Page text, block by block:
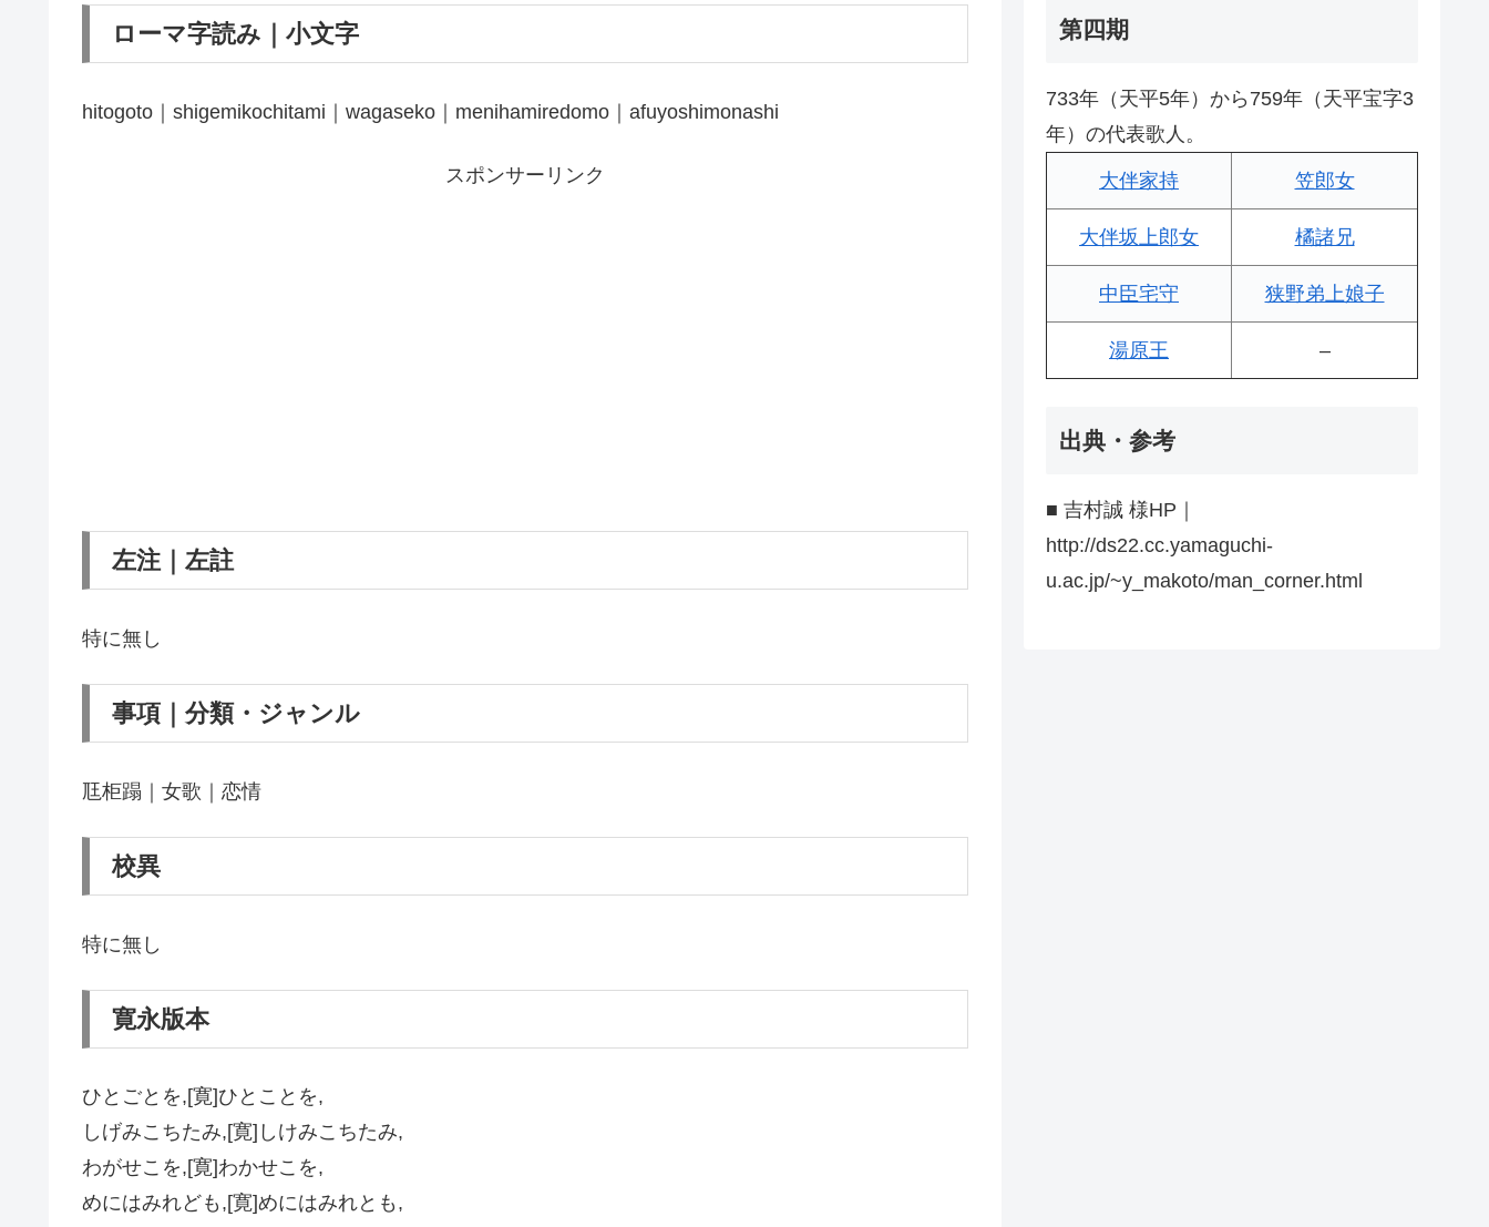
ローマ字読み｜小文字
hitogoto｜shigemikochitami｜wagaseko｜menihamiredomo｜afuyoshimonashi
スポンサーリンク
左注｜左註
特に無し
事項｜分類・ジャンル
尫柜蹋｜女歌｜恋情
校異
特に無し
寛永版本
ひとごとを,[寛]ひとことを,
しげみこちたみ,[寛]しけみこちたみ,
わがせこを,[寛]わかせこを,
めにはみれども,[寛]めにはみれとも,
第四期
733年（天平5年）から759年（天平宝字3
年）の代表歌人。
大伴家持 笠郎女
大伴坂上郎女 橘諸兄
中臣宅守 狭野弟上娘子
湯原王 –
出典・参考
■ 吉村誠 様HP｜
http://ds22.cc.yamaguchi-
u.ac.jp/~y_makoto/man_corner.html